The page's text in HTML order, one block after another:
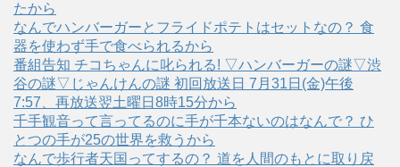
たから
なんでハンバーガーとフライドポテトはセットなの？ 食
器を使わず手で食べられるから
番組告知 チコちゃんに叱られる! ▽ハンバーガーの謎▽渋
谷の謎▽じゃんけんの謎 初回放送日 7月31日(金)午後
7:57、再放送翌土曜日8時15分から
千手観音って言ってるのに手が千本ないのはなんで？ ひ
とつの手が25の世界を救うから
なんで歩行者天国ってするの？ 道を人間のもとに取り戻